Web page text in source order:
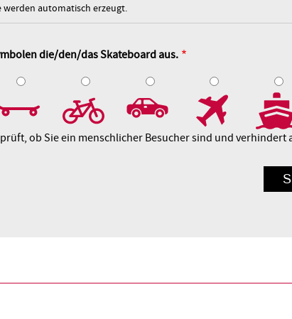
automatisch erzeugt.
die/den/das Skateboard aus.
6
ob Sie ein menschlicher Besucher sind und verhindert